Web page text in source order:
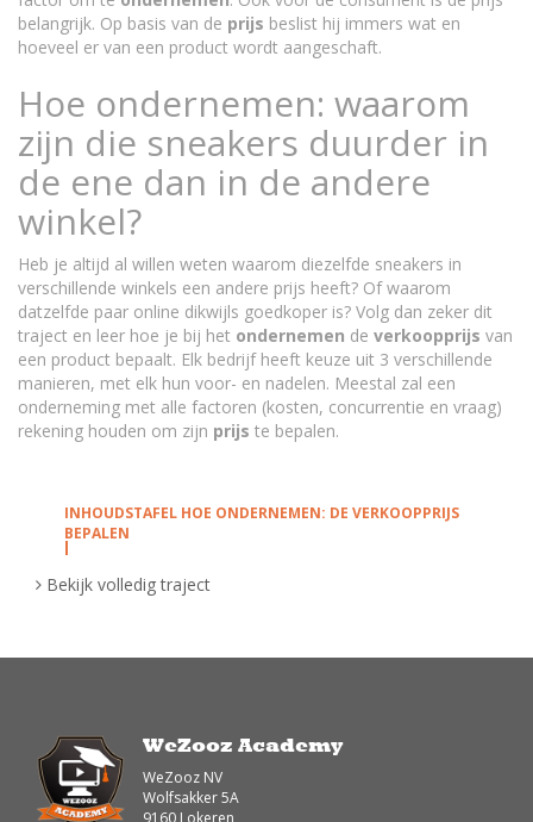
belangrijk. Op basis van de prijs beslist hij immers wat en
hoeveel er van een product wordt aangeschaft.
Hoe ondernemen: waarom
zijn die sneakers duurder in
de ene dan in de andere
winkel?
Heb je altijd al willen weten waarom diezelfde sneakers in
verschillende winkels een andere prijs heeft? Of waarom
datzelfde paar online dikwijls goedkoper is? Volg dan zeker dit
traject en leer hoe je bij het ondernemen de verkoopprijs van
een product bepaalt. Elk bedrijf heeft keuze uit 3 verschillende
manieren, met elk hun voor- en nadelen. Meestal zal een
onderneming met alle factoren (kosten, concurrentie en vraag)
rekening houden om zijn prijs te bepalen.
INHOUDSTAFEL HOE ONDERNEMEN: DE VERKOOPPRIJS
BEPALEN
Prijsbepaling verkoopprijs op basis van de kosten
bedrijfseconomie, de verkoopprijs op basis van je
kan zijn dat de winkel zijn prijs bepaalt op basis van
de kosten. Bekijk even mee hoe dat juist in elkaar
zit...
Bekijk volledig traject
WeZooz Academy
WeZooz NV
Wolfsakker 5A
9160 Lokeren